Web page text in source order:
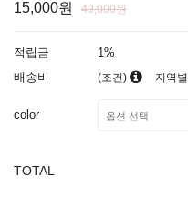
15,000원 49,000원
적립금
1%
배송비
(조건) 지역별
color
TOTAL